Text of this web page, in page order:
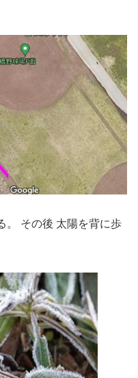
。 その後 太陽を背に歩